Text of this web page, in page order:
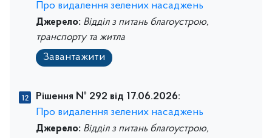
Про видалення зелених насаджень
Джерело: Відділ з питань благоустрою,
транспорту та житла
Завантажити
Рішення № 292 від 17.06.2026:
Про видалення зелених насаджень
Джерело: Відділ з питань благоустрою,